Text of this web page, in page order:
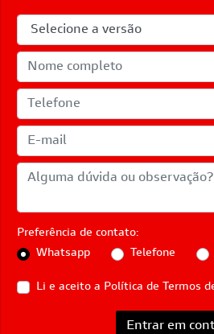
Preferência de contato:
Whatsapp
Telefone
Li e aceito a Política de Termos
Entrar em